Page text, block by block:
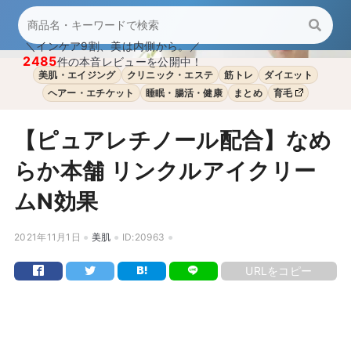
＼インケア9割、美は内側から。／
2485件の本音レビューを公開中！
美肌・エイジング クリニック・エステ 筋トレ
ダイエット
ヘアー・エチケット
睡眠・腸活・健康 まとめ 育毛
【ピュアレチノール配合】なめ
らか本舗 リンクルアイクリー
ムN効果
2021年11月1日 美肌 ID:20963
URLをコピー